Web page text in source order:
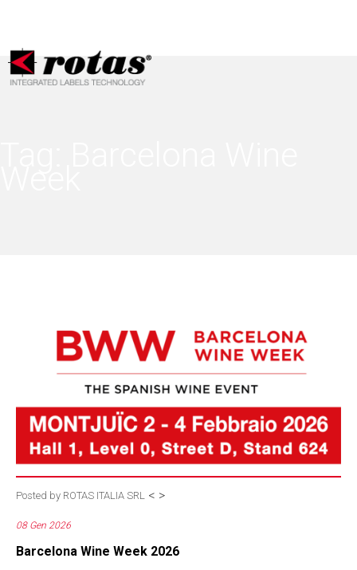
<
Posted by ROTAS ITALIA SRL >
08 Gen 2026
Barcelona Wine Week 2026
Informativa sulla raccolta